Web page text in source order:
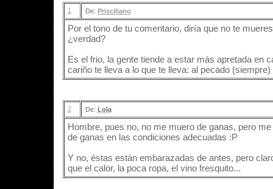
1 De: Prisciliano
Por el tono de tu comentario, diría que no te
¿verdad?
Es el frio, la gente tiende a estar más apretada en
cariño te lleva a lo que te lleva: al pecado
2 De: Lola
Hombre, pues no, no me muero de ganas, pero
de ganas en las condiciones adecuadas :P
Y no, éstas están embarazadas de antes, pero
que el calor, la poca ropa, el vino fresquito...